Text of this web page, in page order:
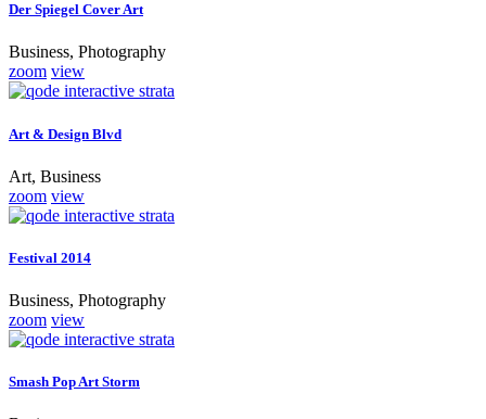
Der Spiegel Cover Art
Business, Photography
zoom view
Art & Design Blvd
Art, Business
zoom view
Festival 2014
Business, Photography
zoom view
Smash Pop Art Storm